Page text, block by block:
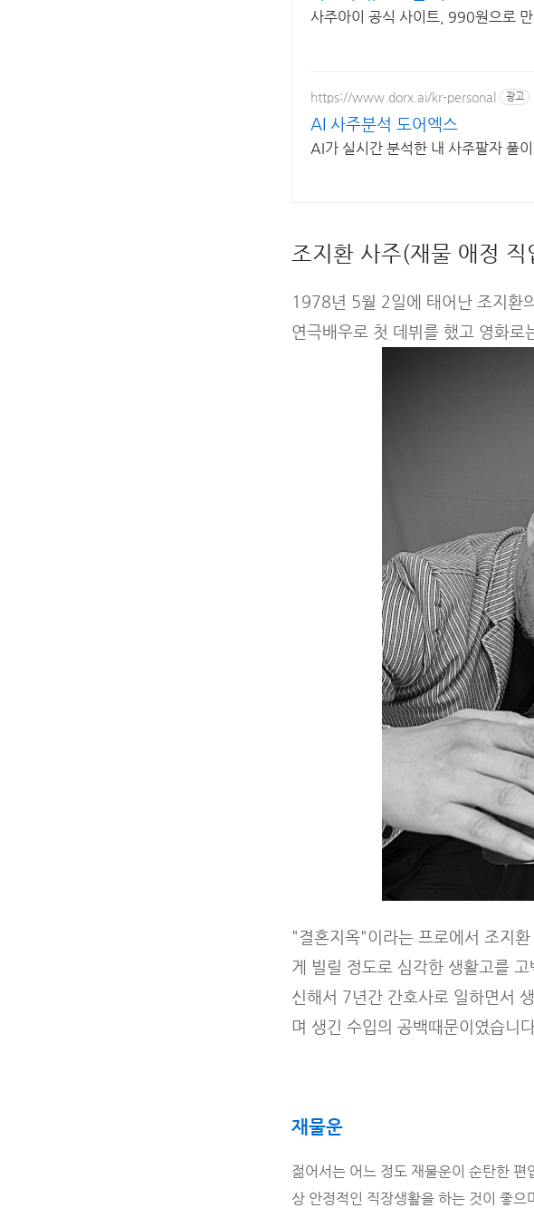
사주아이 공식 사이트, 990원으로
https://www.dorx.ai/kr-personal 광고
AI 사주분석 도어엑스
AI가 실시간 분석한 내 사주팔자 풀
조지환 사주(재물 애정 직
1978년 5월 2일에 태어난 조지환
연극배우로 첫 데뷔를 했고 영화
"결혼지옥"이라는 프로에서 조지
게 빌릴 정도로 심각한 생활고를
신해서 7년간 간호사로 일하면서
며 생긴 수입의 공백때문이였습니
재물운
젊어서는 어느 정도 재물운이 순탄한
상 안정적인 직장생활을 하는 것이 좋